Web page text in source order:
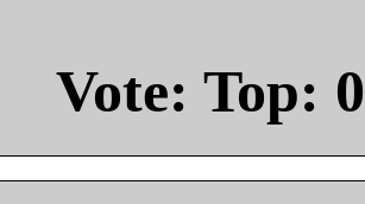
Vote: Top: 0